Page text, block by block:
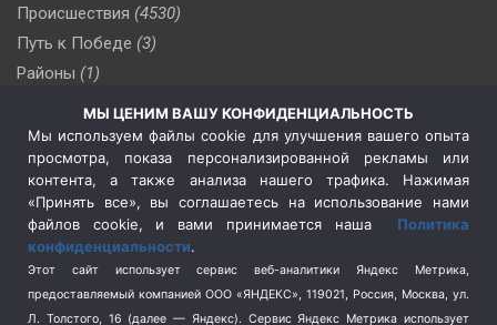
Происшествия (4530)
Путь к Победе (3)
Районы (1)
(510)
Сельское хозяйство (3)
Социальная политика
(3)
Спецоперация в Украине
Спецоперация на Украине
(404)
Спорт (740)
Терроризм (1)
МЫ ЦЕНИМ ВАШУ КОНФИДЕНЦИАЛЬНОСТЬ
Мы используем файлы cookie для улучшения вашего опыта
просмотра, показа персонализированной рекламы или
контента, а также анализа нашего трафика. Нажимая
«Принять все», вы соглашаетесь на использование нами
файлов cookie, и вами принимается наша Политика
конфиденциальности.
Этот сайт использует сервис веб-аналитики Яндекс Метрика,
предоставляемый компанией ООО «ЯНДЕКС», 119021, Россия, Москва, ул.
Л. Толстого, 16 (далее — Яндекс). Сервис Яндекс Метрика использует